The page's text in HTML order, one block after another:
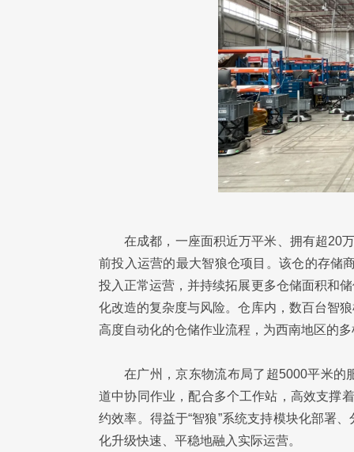
在成都，一座面积近万平米、拥有超20
前投入运营的最大智狼仓项目。该仓的存储
投入正常运营，并持续拓展更多仓储面积和
化改造的复杂度与风险。仓库内，数百台智
高度自动化的仓储作业流程，为西南地区的
在广州，京东物流布局了超5000平米的
道中协同作业，配合多个工作站，高效支撑
约效率。得益于“智狼”系统支持模块化部署
化升级快速、平稳地融入实际运营。